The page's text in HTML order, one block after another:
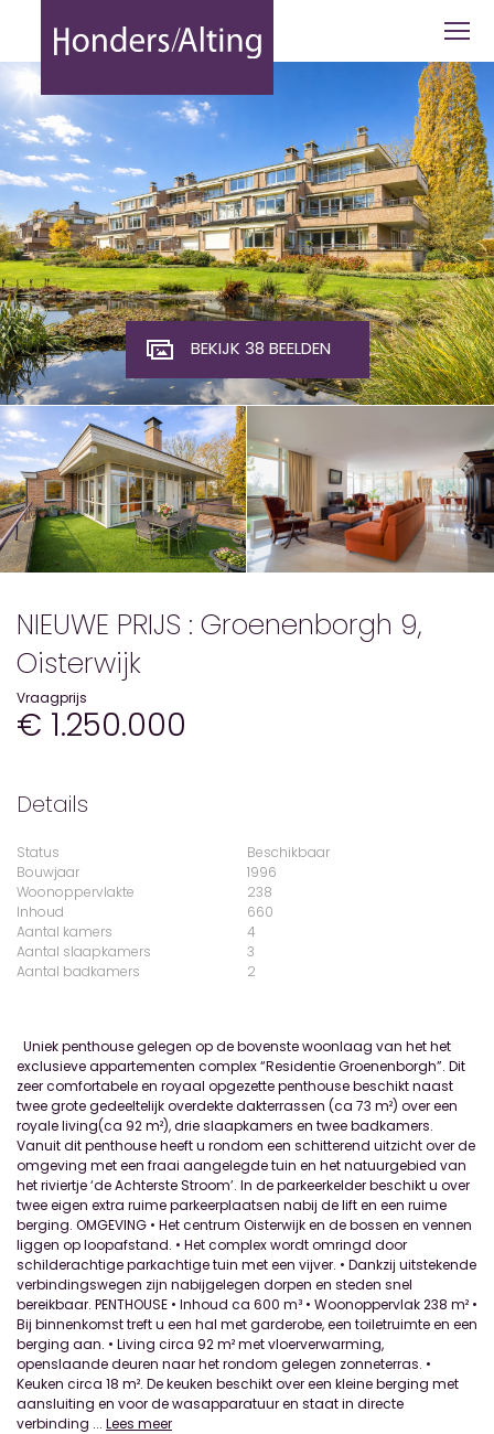
NIEUWE PRIJS : Groenenborgh 9,
BEKIJK 38 BEELDEN
NIEUWE PRIJS : Groenenborgh 9,
Oisterwijk
Vraagprijs
€ 1.250.000
Uniek penthouse gelegen op de bovenste woonlaag van het het
exclusieve appartementen complex “Residentie Groenenborgh”. Dit
zeer comfortabele en royaal opgezette penthouse beschikt naast
twee grote gedeeltelijk overdekte dakterrassen (ca 73 m²) over een
royale living(ca 92 m²), drie slaapkamers en twee badkamers.
Vanuit dit penthouse heeft u rondom een schitterend uitzicht over de
omgeving met een fraai aangelegde tuin en het natuurgebied van
het riviertje ‘de Achterste Stroom’. In de parkeerkelder beschikt u over
twee eigen extra ruime parkeerplaatsen nabij de lift en een ruime
berging. OMGEVING • Het centrum Oisterwijk en de bossen en vennen
liggen op loopafstand. • Het complex wordt omringd door
schilderachtige parkachtige tuin met een vijver. • Dankzij uitstekende
verbindingswegen zijn nabijgelegen dorpen en steden snel
bereikbaar. PENTHOUSE • Inhoud ca 600 m³ • Woonoppervlak 238 m² •
Bij binnenkomst treft u een hal met garderobe, een toiletruimte en een
berging aan. • Living circa 92 m² met vloerverwarming,
openslaande deuren naar het rondom gelegen zonneterras. •
Keuken circa 18 m². De keuken beschikt over een kleine berging met
aansluiting en voor de wasapparatuur en staat in directe
verbinding ... Lees meer
Details
Status
Beschikbaar
Bouwjaar
1996
Woonoppervlakte
238
Inhoud
660
Aantal kamers
4
Aantal slaapkamers
3
Aantal badkamers
2